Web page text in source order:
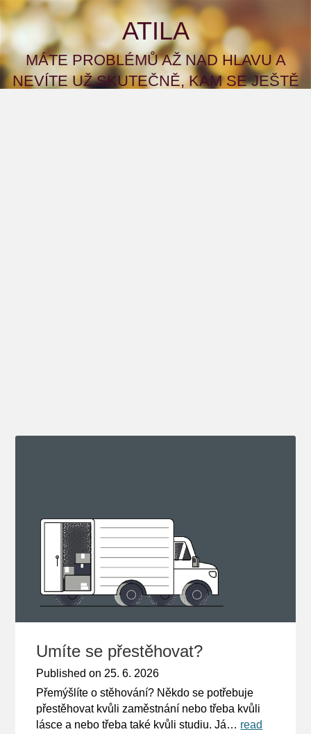
ATILA
MÁTE PROBLÉMŮ AŽ NAD HLAVU A
NEVÍTE UŽ SKUTEČNĚ, KAM SE JEŠTĚ
Umíte se přestěhovat?
Published on 25. 6. 2026
Přemýšlíte o stěhování? Někdo se potřebuje
přestěhovat kvůli zaměstnání nebo třeba kvůli
lásce a nebo třeba také kvůli studiu. Já… read